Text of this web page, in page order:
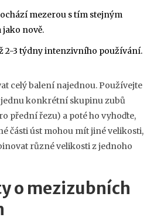
mezerou s tím stejným
nově.
2-3 týdny intenzivního používání.
celý balení najednou. Používejte
konkrétní skupinu zubů
přední řezu) a poté ho vyhoďte,
části úst mohou mít jiné velikosti,
různé velikosti z jednoho
o mezizubních